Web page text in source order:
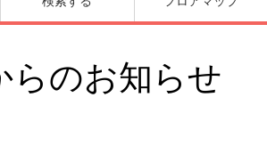
らのお知らせ